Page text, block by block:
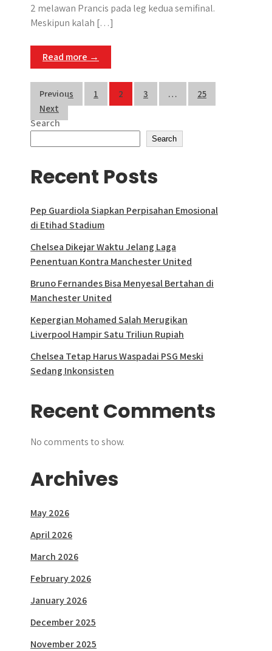
s
A
p
b
o
k
e
n
e
r
g
m
e
e
2 melawan Prancis pada leg kedua semifinal.
Meskipun kalah […]
Read more →
Posts
pagination
Previous 1 2 3 …
25
Next
Search
Search
Recent Posts
Pep Guardiola Siapkan Perpisahan Emosional
di Etihad Stadium
Chelsea Dikejar Waktu Jelang Laga
Penentuan Kontra Manchester United
Bruno Fernandes Bisa Menyesal Bertahan di
Manchester United
Kepergian Mohamed Salah Merugikan
Liverpool Hampir Satu Triliun Rupiah
Chelsea Tetap Harus Waspadai PSG Meski
Sedang Inkonsisten
Recent Comments
No comments to show.
Archives
May 2026
April 2026
March 2026
February 2026
January 2026
December 2025
November 2025